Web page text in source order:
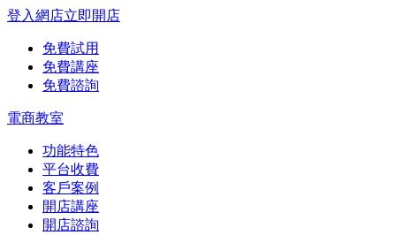
登入網店立即開店
免費試用
免費講座
免費諮詢
電商教室
功能特色
平台收費
客戶案例
開店講座
開店諮詢